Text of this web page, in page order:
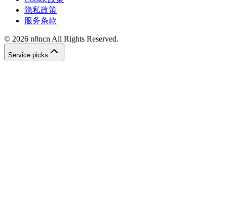
隐私政策
服务条款
© 2026 n8ncn All Rights Reserved.
Service picks